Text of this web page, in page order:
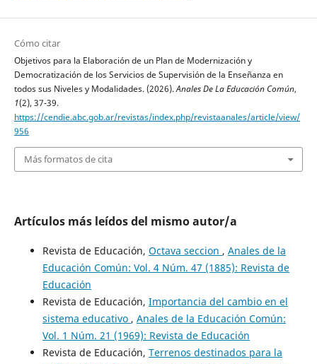
Cómo citar
Objetivos para la Elaboración de un Plan de Modernización y
Democratización de los Servicios de Supervisión de la Enseñanza en
todos sus Niveles y Modalidades. (2026).Anales De La Educación Común,
1(2), 37-39.
https://cendie.abc.gob.ar/revistas/index.php/revistaanales/article/view/
956
Más formatos de cita
Artículos más leídos del mismo autor/a
Revista de Educación, Octava seccion , Anales de la
Educación Común: Vol. 4 Núm. 47 (1885): Revista de
Educación
Revista de Educación, Importancia del cambio en el
sistema educativo , Anales de la Educación Común:
Vol. 1 Núm. 21 (1969): Revista de Educación
Revista de Educación, Terrenos destinados para la